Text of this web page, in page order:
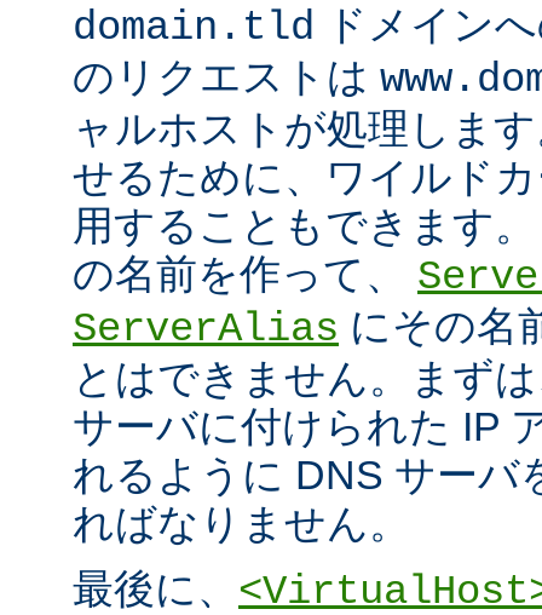
domain.tld ドメイン
のリクエストは
ャルホストが処理しま
せるために、ワイルド
用することもできます
の名前を作って、
ServerAlias にその名
とはできません。まず
サーバに付けられた IP
れるように DNS サーバ
ればなりません。
最後に、